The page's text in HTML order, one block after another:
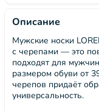
Описание
Мужские носки
с черепами — это
подходят для
размером обуви от
черепов придаёт
универсальность.